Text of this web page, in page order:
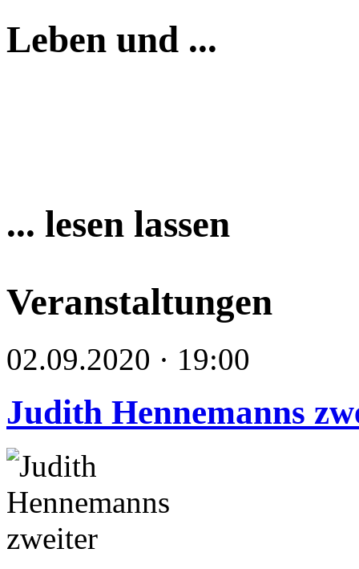
Leben und ...
... lesen lassen
Veranstaltungen
02.09.2020 · 19:00
Judith Hennemanns